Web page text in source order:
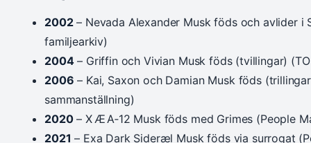
2002– Nevada Alexander Musk föds och avlider i
familjearkiv)
2004– Griffin och Vivian Musk föds (tvillingar)
2006 – Kai, Saxon och Damian Musk föds
sammanställning)
2020– X Æ A‑12 Musk föds med Grimes (People
2021 – Exa Dark Sideræl Musk föds via surrogat